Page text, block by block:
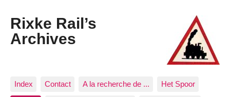
Rixke Rail’s
Archives
Index Contact A la recherche de ... Het Spoor